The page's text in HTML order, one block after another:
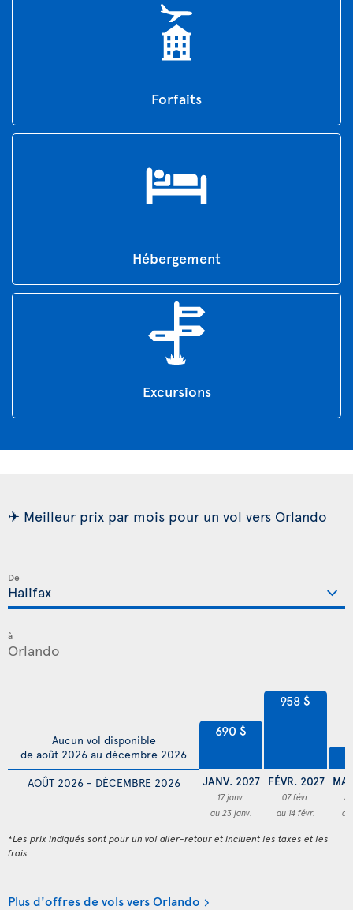
Forfaits
Hébergement
Excursions
✈ Meilleur prix par mois pour un vol vers Orlando
De
à
AOÛT 2026 - DÉCEMBRE 2026
Aucun vol disponible
de août 2026 au décembre 2026
690 $
JANV. 2027
17 janv.
au 23 janv.
958 $
FÉVR. 2027
07 févr.
au 14 févr.
*Les prix indiqués sont pour un vol aller-retour et incluent les taxes et les
frais
Plus d'offres de vols vers Orlando